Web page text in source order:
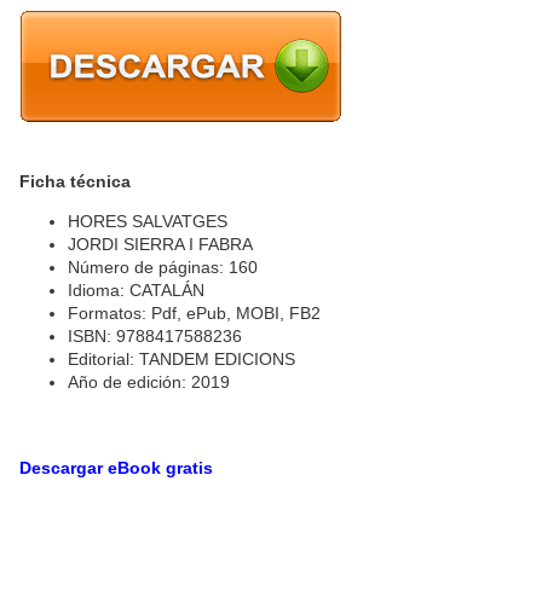
Ficha técnica
HORES SALVATGES
JORDI SIERRA I FABRA
Número de páginas: 160
Idioma: CATALÁN
Formatos: Pdf, ePub, MOBI, FB2
ISBN: 9788417588236
Editorial: TANDEM EDICIONS
Año de edición: 2019
Descargar eBook gratis